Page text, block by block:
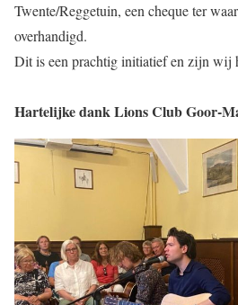
Twente/Reggetuin, een cheque ter
overhandigd.
Dit is een prachtig initiatief en zijn wij
Hartelijke dank Lions Club Goor-